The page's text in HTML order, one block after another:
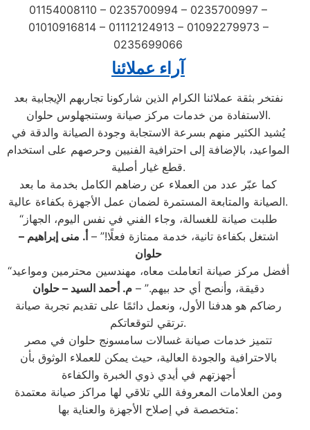
01154008110 – 0235700994 – 0235700997 –
01010916814 – 01112124913 – 01092279973 –
0235699066
آراء عملائنا
نفتخر بثقة عملائنا الكرام الذين شاركونا تجاربهم الإيجابية بعد
الاستفادة من خدمات مركز صيانة وستنجهلوس حلوان.
يُشيد الكثير منهم بسرعة الاستجابة وجودة الصيانة والدقة في
المواعيد، بالإضافة إلى احترافية الفنيين وحرصهم على استخدام
قطع غيار أصلية.
كما عبّر عدد من العملاء عن رضاهم الكامل بخدمة ما بعد
الصيانة والمتابعة المستمرة لضمان عمل الأجهزة بكفاءة عالية.
“طلبت صيانة للغسالة، وجاء الفني في نفس اليوم، الجهاز
اشتغل بكفاءة تانية، خدمة ممتازة فعلًا!” – أ. منى إبراهيم –
حلوان
“أفضل مركز صيانة اتعاملت معاه، مهندسين محترمين ومواعيد
دقيقة، وأنصح أي حد بيهم.” –م. أحمد السيد – حلوان
رضاكم هو هدفنا الأول، ونعمل دائمًا على تقديم تجربة صيانة
ترتقي لتوقعاتكم.
تتميز خدمات صيانة غسالات سامسونج حلوان في مصر
بالاحترافية والجودة العالية، حيث يمكن للعملاء الوثوق بأن
أجهزتهم في أيدي ذوي الخبرة والكفاءة
ومن العلامات المعروفة اللي تلاقي لها مراكز صيانة معتمدة
متخصصة في إصلاح الأجهزة والعناية بها: